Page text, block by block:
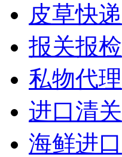
皮草快递
报关报检
私物代理
进口清关
海鲜进口